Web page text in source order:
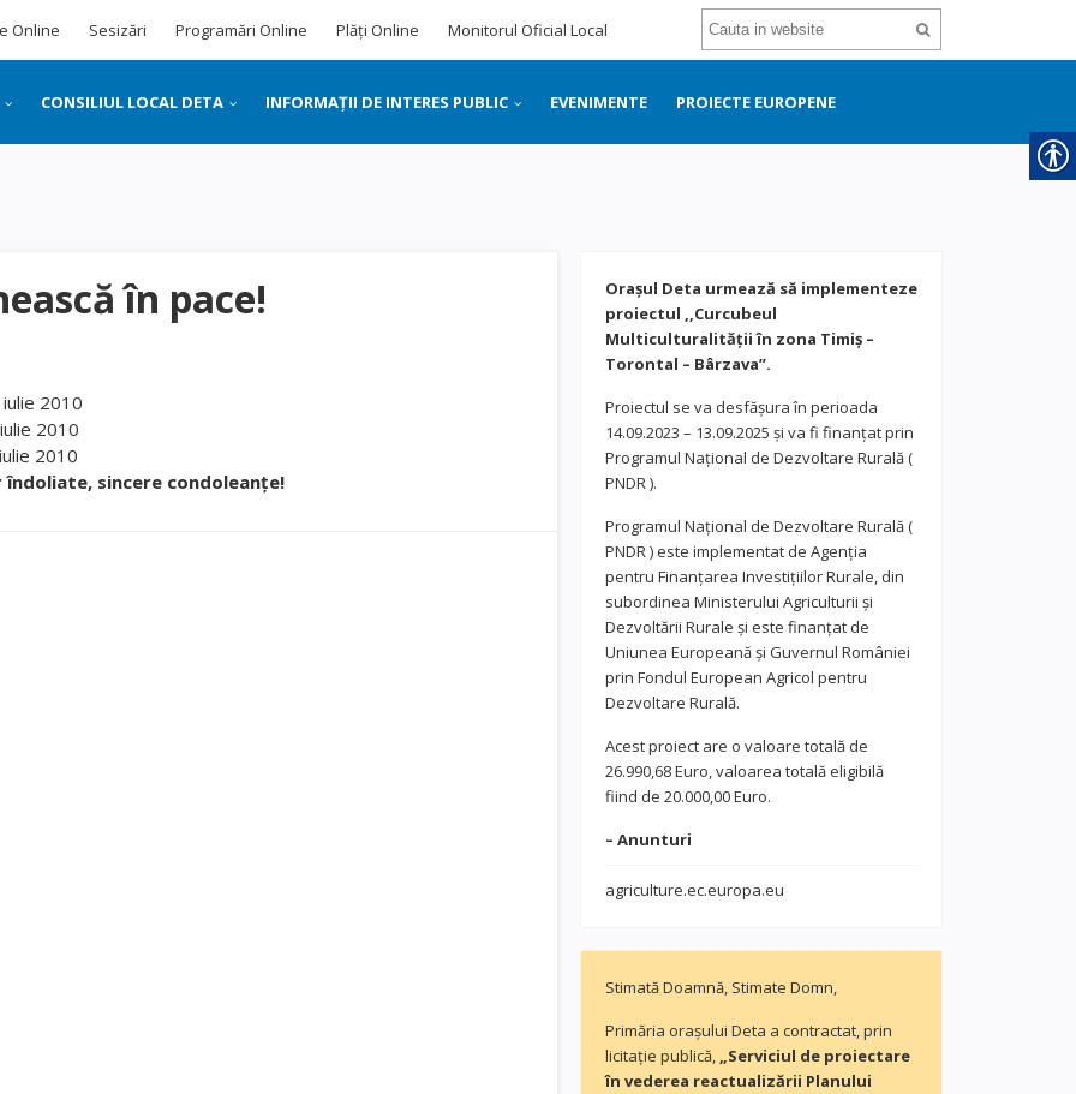
Online Sesizări Programări Online Plăți Online Monitorul Oficial Local
CONSILIUL LOCAL DETA INFORMAȚII DE INTERES PUBLIC EVENIMENTE PROIECTE EUROPENE
în pace!
2010
2010
2010
sincere condoleanţe!
Orașul Deta urmează să implementeze
proiectul ,,Curcubeul
Multiculturalității în zona Timiș –
Torontal – Bârzava”.
Proiectul se va desfășura în perioada
14.09.2023 – 13.09.2025 și va fi finanțat prin
Programul Național de Dezvoltare Rurală (
PNDR ).
Programul Național de Dezvoltare Rurală (
PNDR ) este implementat de Agenția
pentru Finanțarea Investițiilor Rurale, din
subordinea Ministerului Agriculturii și
Dezvoltării Rurale și este finanțat de
Uniunea Europeană și Guvernul României
prin Fondul European Agricol pentru
Dezvoltare Rurală.
Acest proiect are o valoare totală de
26.990,68 Euro, valoarea totală eligibilă
fiind de 20.000,00 Euro.
– Anunturi
agriculture.ec.europa.eu
Stimată Doamnă, Stimate Domn,
Primăria orașului Deta a contractat, prin
licitație publică, „Serviciul de proiectare
în vederea reactualizării Planului